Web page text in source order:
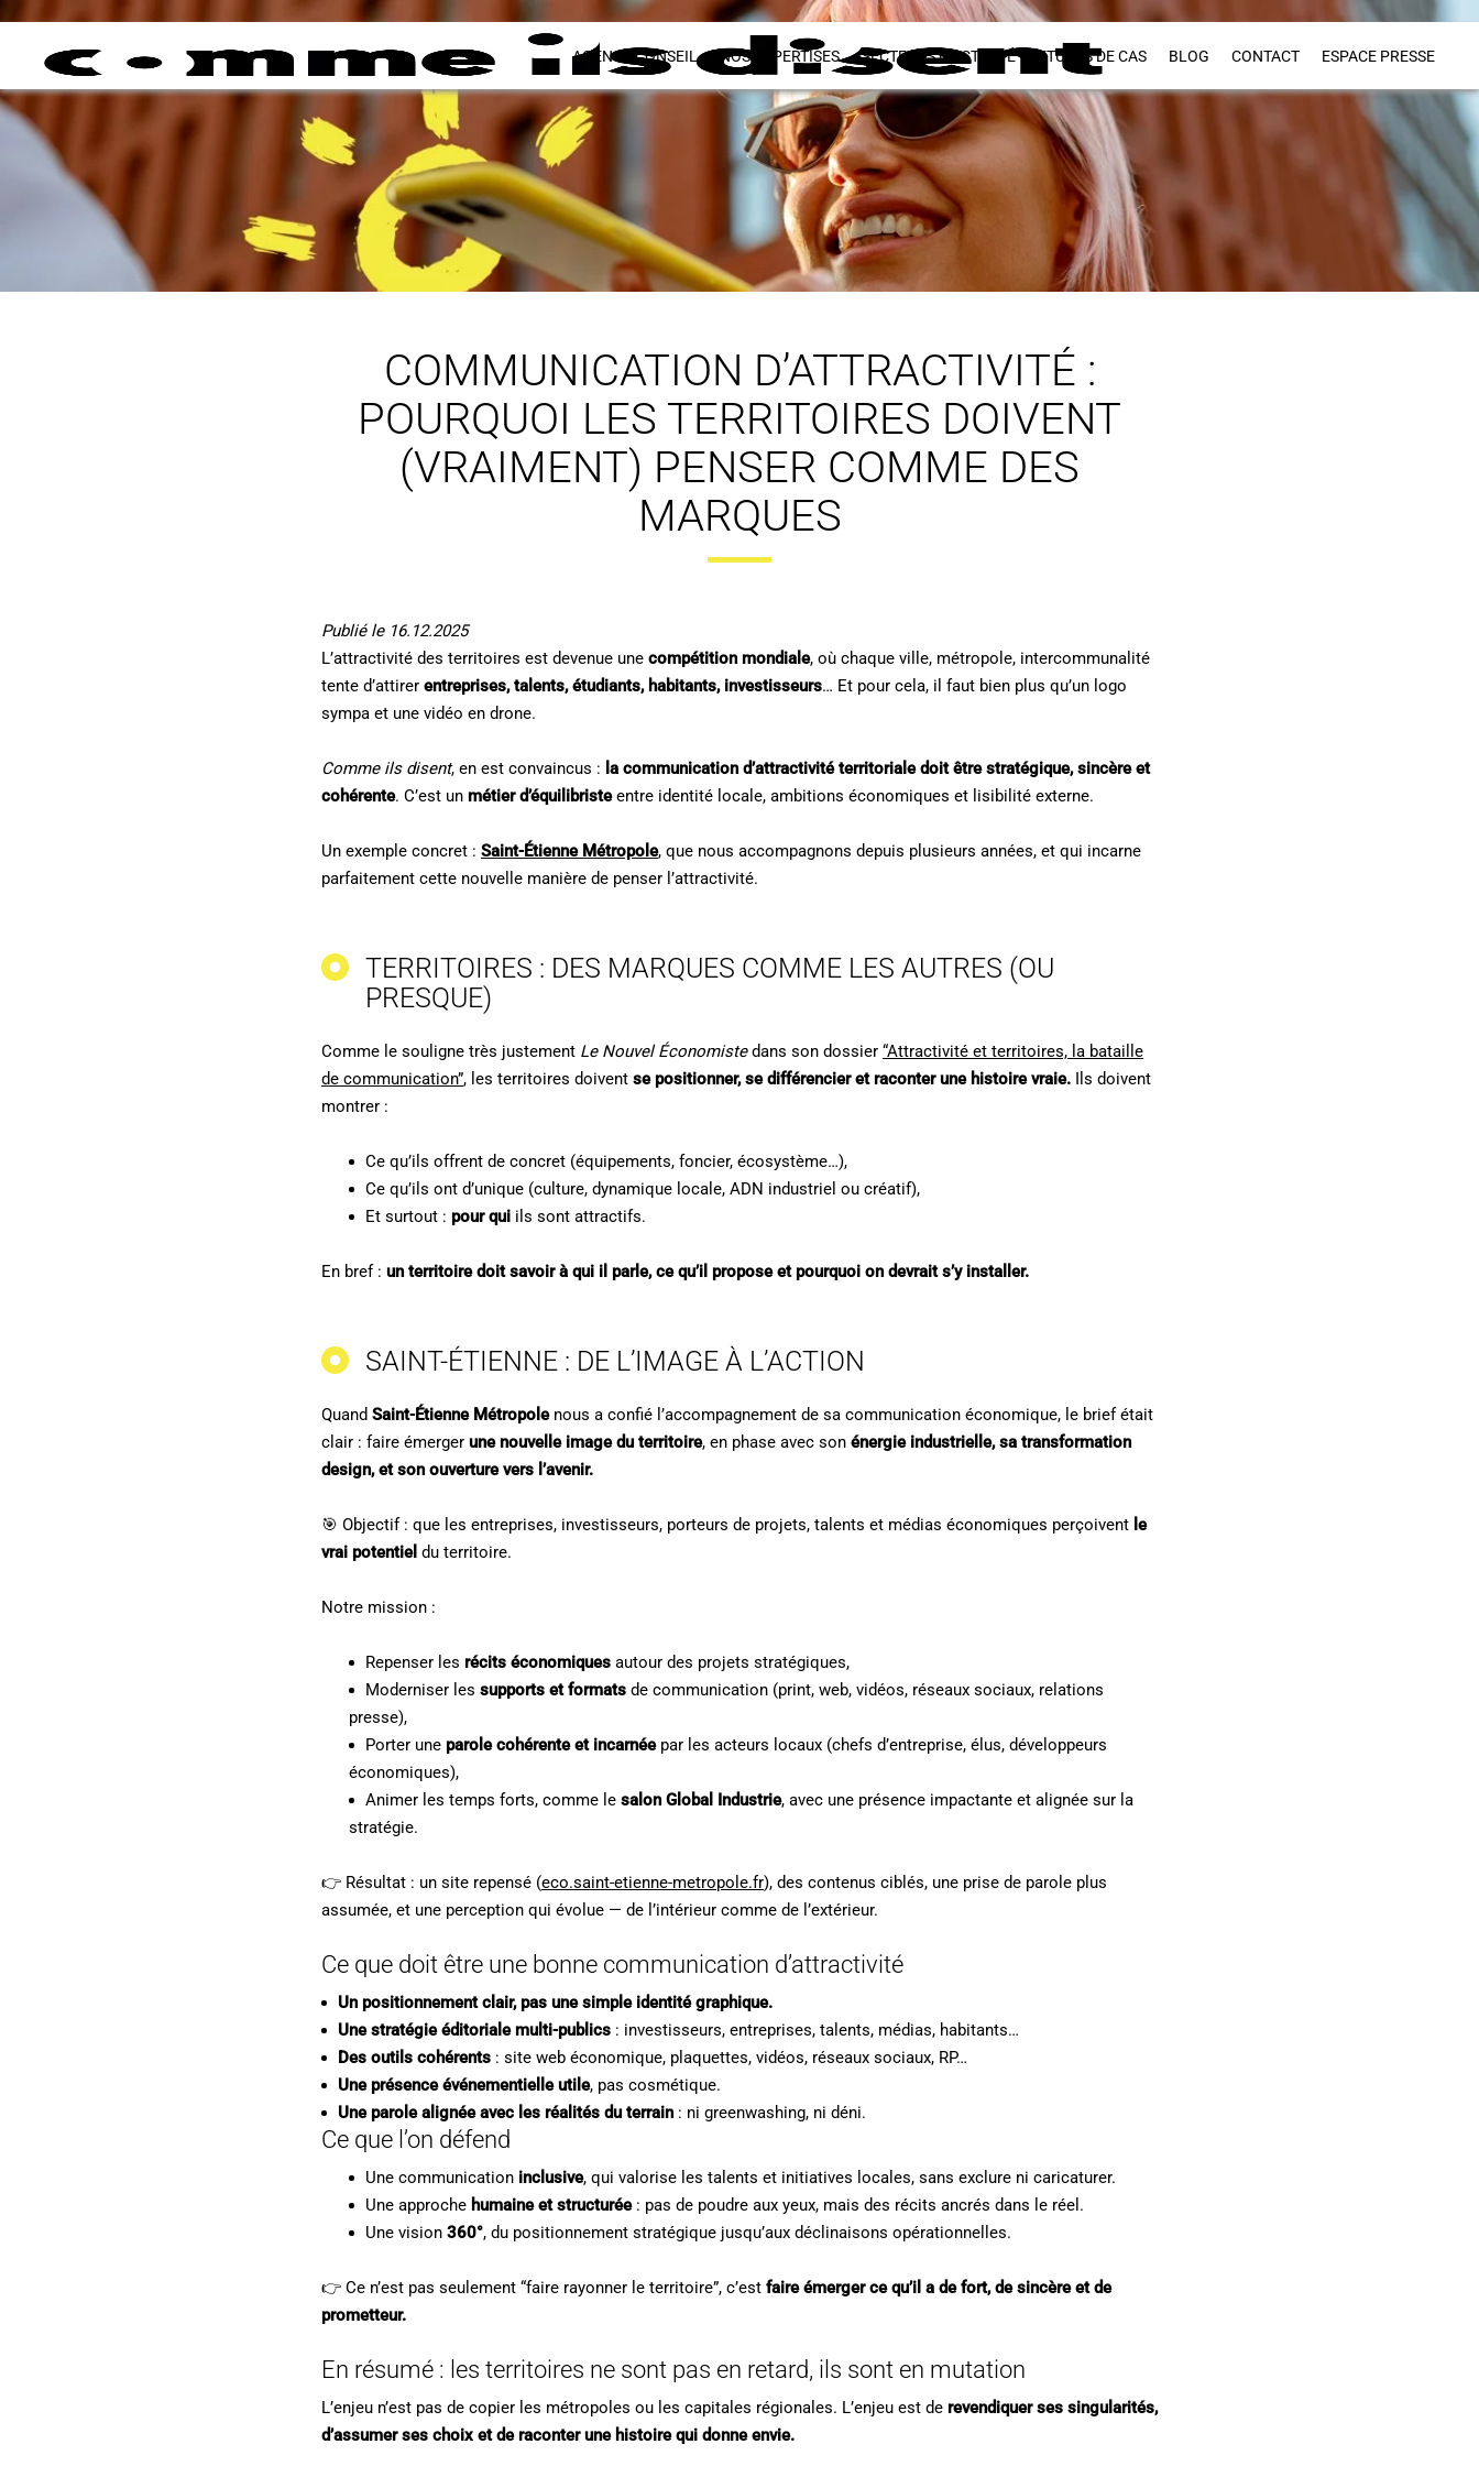
AGENCE CONSEIL NOS EXPERTISES SECTEURS D’ACTIVITÉ ETUDES DE CAS BLOG CONTACT ESPACE PRESSE
COMMUNICATION D’ATTRACTIVITÉ :
POURQUOI LES TERRITOIRES DOIVENT
(VRAIMENT) PENSER COMME DES
MARQUES
Publié le 16.12.2025
L’attractivité des territoires est devenue une compétition mondiale, où chaque ville, métropole, intercommunalité
tente d’attirer entreprises, talents, étudiants, habitants, investisseurs… Et pour cela, il faut bien plus qu’un logo
sympa et une vidéo en drone.
Comme ils disent, en est convaincus : la communication d’attractivité territoriale doit être stratégique, sincère et
cohérente. C’est un métier d’équilibristeentre identité locale, ambitions économiques et lisibilité externe.
Un exemple concret : Saint-Étienne Métropole, que nous accompagnons depuis plusieurs années, et qui incarne
parfaitement cette nouvelle manière de penser l’attractivité.
TERRITOIRES : DES MARQUES COMME LES AUTRES (OU
PRESQUE)
Comme le souligne très justement Le Nouvel Économistedans son dossier “Attractivité et territoires, la bataille
de communication”, les territoires doivent se positionner, se différencier et raconter une histoire vraie. Ils doivent
montrer :
Ce qu’ils offrent de concret (équipements, foncier, écosystème…),
Ce qu’ils ont d’unique (culture, dynamique locale, ADN industriel ou créatif),
Et surtout : pour qui ils sont attractifs.
En bref : un territoire doit savoir à qui il parle, ce qu’il propose et pourquoi on devrait s’y installer.
SAINT-ÉTIENNE : DE L’IMAGE À L’ACTION
Quand Saint-Étienne Métropolenous a confié l’accompagnement de sa communication économique, le brief était
clair : faire émerger une nouvelle image du territoire, en phase avec son énergie industrielle, sa transformation
design, et son ouverture vers l’avenir.
🎯 Objectif : que les entreprises, investisseurs, porteurs de projets, talents et médias économiques perçoivent le
vrai potentiel du territoire.
Notre mission :
Repenser les récits économiques autour des projets stratégiques,
Moderniser les supports et formats de communication (print, web, vidéos, réseaux sociaux, relations
presse),
Porter une parole cohérente et incarnéepar les acteurs locaux (chefs d’entreprise, élus, développeurs
économiques),
Animer les temps forts, comme le salon Global Industrie, avec une présence impactante et alignée sur la
stratégie.
👉 Résultat : un site repensé (eco.saint-etienne-metropole.fr), des contenus ciblés, une prise de parole plus
assumée, et une perception qui évolue — de l’intérieur comme de l’extérieur.
Ce que doit être une bonne communication d’attractivité
Un positionnement clair, pas une simple identité graphique.
Une stratégie éditoriale multi-publics : investisseurs, entreprises, talents, médias, habitants…
Des outils cohérents : site web économique, plaquettes, vidéos, réseaux sociaux, RP…
Une présence événementielle utile, pas cosmétique.
Une parole alignée avec les réalités du terrain : ni greenwashing, ni déni.
Ce que l’on défend
Une communication inclusive, qui valorise les talents et initiatives locales, sans exclure ni caricaturer.
Une approche humaine et structurée: pas de poudre aux yeux, mais des récits ancrés dans le réel.
Une vision 360°, du positionnement stratégique jusqu’aux déclinaisons opérationnelles.
👉 Ce n’est pas seulement “faire rayonner le territoire”, c’est faire émerger ce qu’il a de fort, de sincère et de
prometteur.
En résumé : les territoires ne sont pas en retard, ils sont en mutation
L’enjeu n’est pas de copier les métropoles ou les capitales régionales. L’enjeu est de revendiquer ses singularités,
d’assumer ses choix et de raconter une histoire qui donne envie.